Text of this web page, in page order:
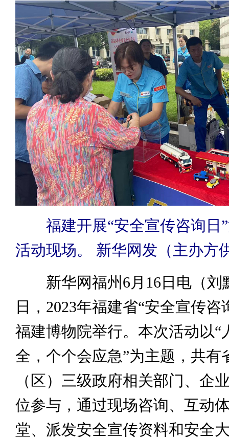
福建开展“安全宣传咨询日
活动现场。 新华网发（主办方
新华网福州6月16日电（刘
日，2023年福建省“安全宣传咨
福建博物院举行。本次活动以“
全，个个会应急”为主题，共有
（区）三级政府相关部门、企
位参与，通过现场咨询、互动
堂、派发安全宣传资料和安全